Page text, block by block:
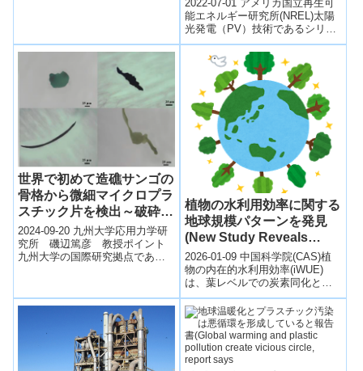
(NREL Scientists Explore
How To Make PV Even
Greener)
2022-07-01 アメリカ国立再生可
能エネルギー研究所(NREL)太陽
光発電（PV）技術であるシリコ
ン（Si）およびテルル化カドミ
ウム（CdTe）PV、これ...
世界で初めて造礁サンゴの
骨格から微細マイクロプラ
スチック片を検出～破砕し
たプラスチックごみが千年
規模で蓄積する可能性～
2024-09-20 九州大学応用力学研
究所 磯辺篤彦 教授ポイント
九州大学の国際研究拠点であ
バン...
植物の水利用効率に関する
地球規模パターンを発見
(New Study Reveals
Global Patterns of Plant
Intrinsic Water-Use
Efficiency)
2026-01-09 中国科学院(CAS)植
物の内在的水利用効率(iWUE)
は、葉レベルでの炭素同化と水
損失の関係を示す重要な指標で
あるが、これまで主に局地的
観...